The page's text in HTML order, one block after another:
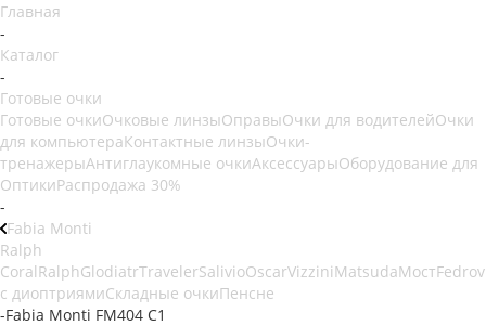
Главная
-
Каталог
-
Готовые очки
Готовые очкиОчковые линзыОправыОчки для водителейОчки
для компьютераКонтактные линзыОчки-
тренажерыАнтиглаукомные очкиАксессуарыОборудование для
ОптикиРаспродажа 30%
-
Fabia Monti
Ralph
CoralRalphGlodiatrTravelerSalivioOscarVizziniMatsudaМостFedrov
с диоптриямиСкладные очкиПенсне
-Fabia Monti FM404 C1